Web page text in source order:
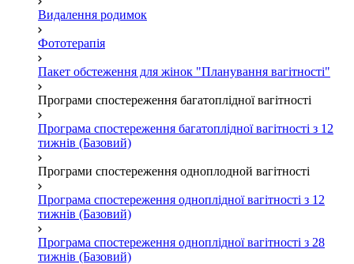
Видалення родимок
Фототерапія
Пакет обстеження для жінок "Планування вагітності"
Програми спостереження багатоплідної вагітності
Програма спостереження багатоплідної вагітності з 12
тижнів (Базовий)
Програми спостереження одноплодной вагітності
Програма спостереження одноплідної вагітності з 12
тижнів (Базовий)
Програма спостереження одноплідної вагітності з 28
тижнів (Базовий)